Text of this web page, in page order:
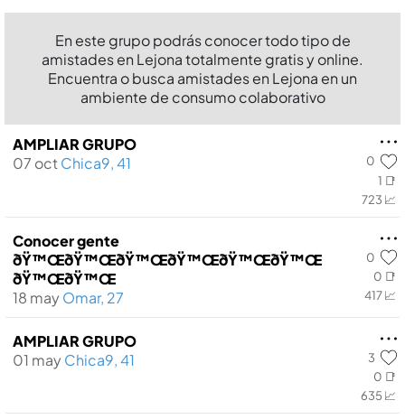
En este grupo podrás conocer todo tipo de
amistades en Lejona totalmente gratis y online.
Encuentra o busca amistades en Lejona en un
ambiente de consumo colaborativo
0
1 📑
723 📈
AMPLIAR GRUPO
07 octChica9, 41
0
0 📑
417 📈
Conocer gente
ðŸ™ŒðŸ™ŒðŸ™ŒðŸ™ŒðŸ™ŒðŸ™Œ
ðŸ™ŒðŸ™Œ
18 mayOmar, 27
3
0 📑
635 📈
AMPLIAR GRUPO
01 mayChica9, 41